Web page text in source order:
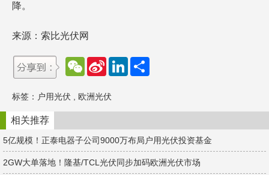
降。
来源：索比光伏网
W
e
a
t
S
W
e
b
o
L
d
n
标签： 户用光伏 欧洲光伏
相关推荐
5亿规模！正泰电器子公司9000万布局户用光伏投资基金
2GW大单落地！隆基/TCL光伏同步加码欧洲光伏市场